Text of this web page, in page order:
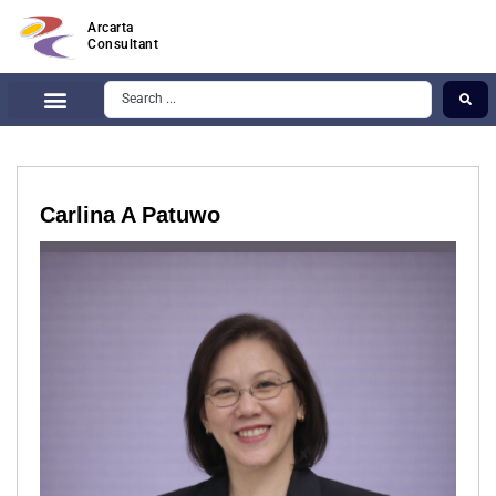
Arcarta
Consultant
Carlina A Patuwo